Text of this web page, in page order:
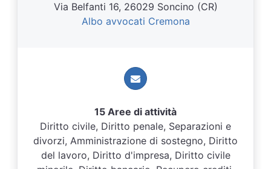
Via Belfanti 16, 26029 Soncino (CR)
Albo avvocati Cremona
15 Aree di attività
Diritto civile, Diritto penale, Separazioni e
divorzi, Amministrazione di sostegno, Diritto
del lavoro, Diritto d'impresa, Diritto civile